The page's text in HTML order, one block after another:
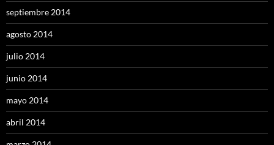
septiembre 2014
agosto 2014
julio 2014
junio 2014
mayo 2014
abril 2014